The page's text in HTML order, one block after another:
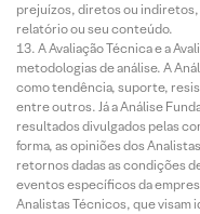
prejuízos, diretos ou
relatório ou seu conteúdo.
A Avaliação Técnica e a
metodologias de análise. A
como tendência, suporte,
entre outros. Já a Análise
resultados divulgados pelas
forma, as opiniões dos
retornos dadas as condições
eventos específicos da
Analistas Técnicos, que visam